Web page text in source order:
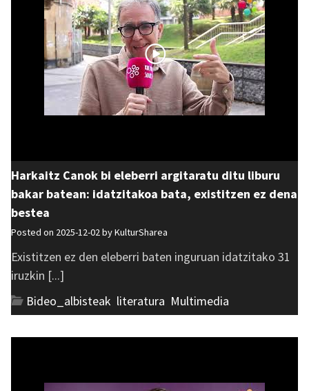
Harkaitz Canok bi eleberri argitaratu ditu liburu
bakar batean: idatzitakoa bata, existitzen ez dena
bestea
Posted on 2025-12-02 byKulturSharea
Existitzen ez den eleberri baten inguruan idatzitako 31
iruzkin [...]
Bideo_albisteak literatura Multimedia